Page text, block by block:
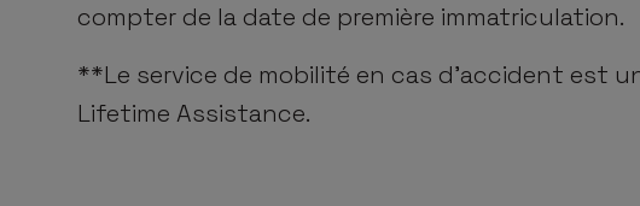
compter de la date de première immatriculation.
**Le service de mobilité en cas d'accident est
Lifetime Assistance.